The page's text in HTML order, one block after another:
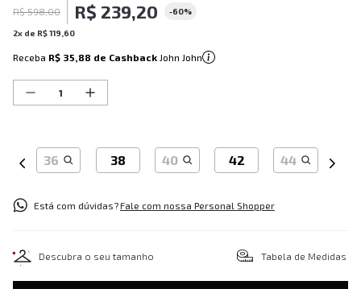
R$ 598,00 R$ 239,20 -60%
2x de R$119 60
Receba R$ 35,88 de Cashback John John
36 38 40 42 44
Está com dúvidas?Fale com nossa Personal Shopper
Descubra o seu tamanho Tabela de Medidas